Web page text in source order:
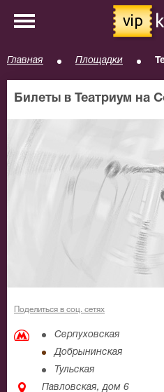
vip
Главная Площадки
Билеты в Театриум на
Поделиться в соц. сетях
Серпуховская
Добрынинская
Тульская
Павловская, дом 6